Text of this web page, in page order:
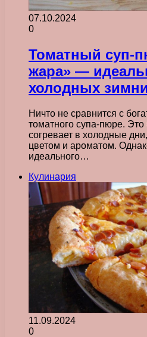
07.10.2024
0
Томатный суп-
жара» —
холодных
Ничто не сравнится с
томатного супа-пюре. Это
согревает в холодные
цветом и ароматом.
идеального…
Кулинария
11.09.2024
0